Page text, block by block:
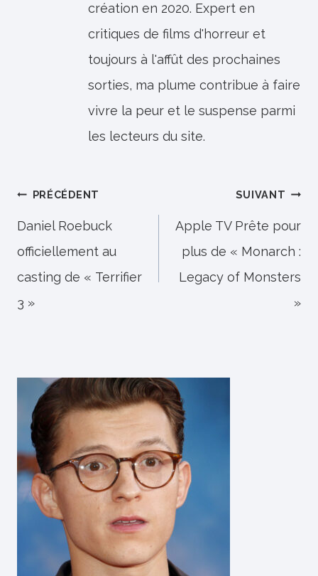
création en 2020. Expert en
critiques de films d'horreur et
toujours à l'affût des prochaines
sorties, ma plume contribue à faire
vivre la peur et le suspense parmi
les lecteurs du site.
Navigation
de
l’article
PRÉCÉDENT
Daniel Roebuck
officiellement au
casting de « Terrifier
3 »
SUIVANT
Apple TV Prête pour
plus de « Monarch :
Legacy of Monsters
»